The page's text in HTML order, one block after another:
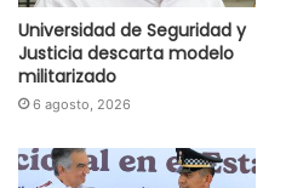
Universidad de Seguridad y
Justicia descarta modelo
militarizado
6 agosto, 2026